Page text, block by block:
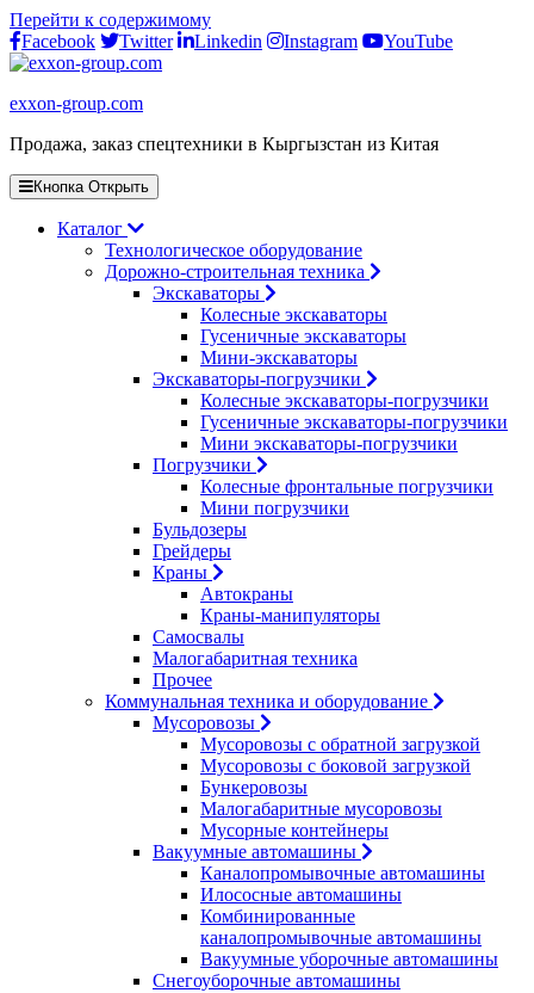
Перейти к содержимому
Facebook
Twitter Linkedin Instagram YouTube
exxon-group.com
Продажа, заказ спецтехники в Кыргызстан из Китая
Кнопка Открыть
Каталог
Технологическое оборудование
Дорожно-строительная техника
Экскаваторы
Колесные экскаваторы
Гусеничные экскаваторы
Мини-экскаваторы
Экскаваторы-погрузчики
Колесные экскаваторы-погрузчики
Гусеничные экскаваторы-погрузчики
Мини экскаваторы-погрузчики
Погрузчики
Колесные фронтальные погрузчики
Мини погрузчики
Бульдозеры
Грейдеры
Краны
Автокраны
Краны-манипуляторы
Самосвалы
Малогабаритная техника
Прочее
Коммунальная техника и оборудование
Мусоровозы
Мусоровозы с обратной загрузкой
Мусоровозы с боковой загрузкой
Бункеровозы
Малогабаритные мусоровозы
Мусорные контейнеры
Вакуумные автомашины
Каналопромывочные автомашины
Илососные автомашины
Комбинированные
каналопромывочные автомашины
Вакуумные уборочные автомашины
Снегоуборочные автомашины